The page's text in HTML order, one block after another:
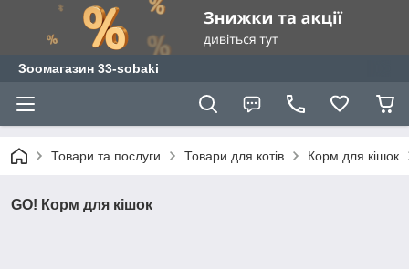
Зоомагазин 33-sobaki
Товари та послуги Товари для котів Корм для кішок
GO! Корм для кішок